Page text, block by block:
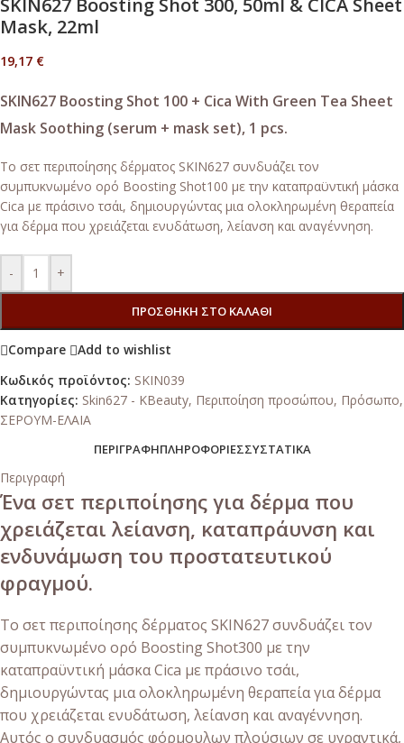
Mask, 22ml
19,17 €
SKIN627 Boosting Shot 100 + Cica With Green Tea Sheet
Mask Soothing (serum + mask set), 1 pcs.
Το σετ περιποίησης δέρματος SKIN627 συνδυάζει τον
συμπυκνωμένο ορό Boosting Shot100 με την καταπραϋντική μάσκα
Cica με πράσινο τσάι, δημιουργώντας μια ολοκληρωμένη θεραπεία
για δέρμα που χρειάζεται ενυδάτωση, λείανση και αναγέννηση.
- +
ΠΡΟΣΘΉΚΗ ΣΤΟ ΚΑΛΆΘΙ
Compare
Add to wishlist
Κωδικός προϊόντος: SKIN039
Κατηγορίες: Skin627 - KBeauty, Περιποίηση προσώπου, Πρόσωπο,
ΣΕΡΟΥΜ-ΕΛΑΙΑ
ΠΕΡΙΓΡΑΦΉΠΛΗΡΟΦΟΡΊΕΣΣΥΣΤΑΤΙΚΆ
Περιγραφή
Ένα σετ περιποίησης για δέρμα που
χρειάζεται λείανση, καταπράυνση και
ενδυνάμωση του προστατευτικού
φραγμού.
Το σετ περιποίησης δέρματος SKIN627 συνδυάζει τον
συμπυκνωμένο ορό Boosting Shot300 με την
καταπραϋντική μάσκα Cica με πράσινο τσάι,
δημιουργώντας μια ολοκληρωμένη θεραπεία για δέρμα
που χρειάζεται ενυδάτωση, λείανση και αναγέννηση.
Αυτός ο συνδυασμός φόρμουλων πλούσιων σε υγραντικά,